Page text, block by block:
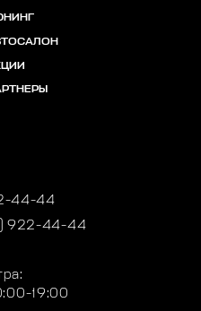
44-44
922-44-44
19:00